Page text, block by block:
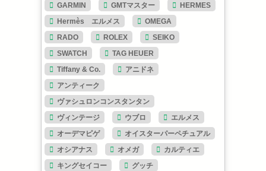
GARMIN
GMTマスター
HERMES
Hermès エルメス
OMEGA
RADO
ROLEX
SEIKO
SWATCH
TAG HEUER
Tiffany & Co.
アニドネ
アンティーク
ヴァシュロンコンスタンタン
ヴィンテージ
ウブロ
エルメス
オーデマピゲ
オイスターパーペチュアル
オシアナス
オメガ
カルティエ
キングセイコー
グッチ